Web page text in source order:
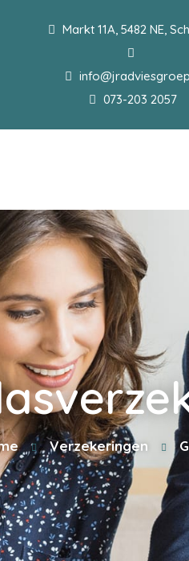
Markt 11A, 5482 NE,
073-203 2057
Verzekeringen